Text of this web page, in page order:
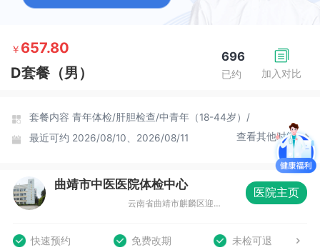
加入对比
696
已约
￥ 657.80
D套餐（男）
套餐内容 青年体检/肝胆检查/中青年（18-44岁）/
最近可约 2026/08/10、2026/08/11 查看其他时间
曲靖市中医医院体检中心
云南省曲靖市麒麟区迎霞路771号新中医医院三元院区
医院主页
快速预约 免费改期 未检可退